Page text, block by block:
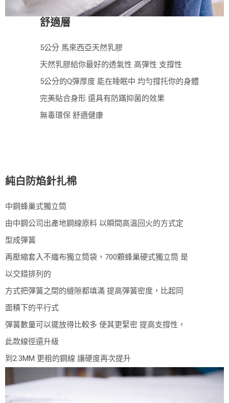
舒適層
5公分 馬來西亞天然乳膠
天然乳膠給你最好的透氣性 高彈性 支撐性
5公分的Q彈厚度 能在睡眠中 均勻撐托你的身體
完美貼合身形 還具有防蹣抑菌的效果
無毒環保 舒適健康
純白防焰針扎棉
中鋼蜂巢式獨立筒
由中鋼公司出產地鋼線原料 以瞬間高溫回火的方式定
型成彈簧
再壓縮套入不織布獨立筒袋，700顆蜂巢硬式獨立筒 是
以交錯排列的
方式把彈簧之間的縫隙都填滿 提高彈簧密度，比起同
面積下的平行式
彈簧數量可以擺放得比較多 使其更緊密 提高支撐性，
此款線徑還升級
到2.3MM 更粗的鋼線 讓硬度再次提升